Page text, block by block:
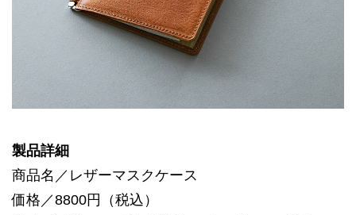
製品詳細
商品名／レザーマスクケース
価格／8800円（税込）